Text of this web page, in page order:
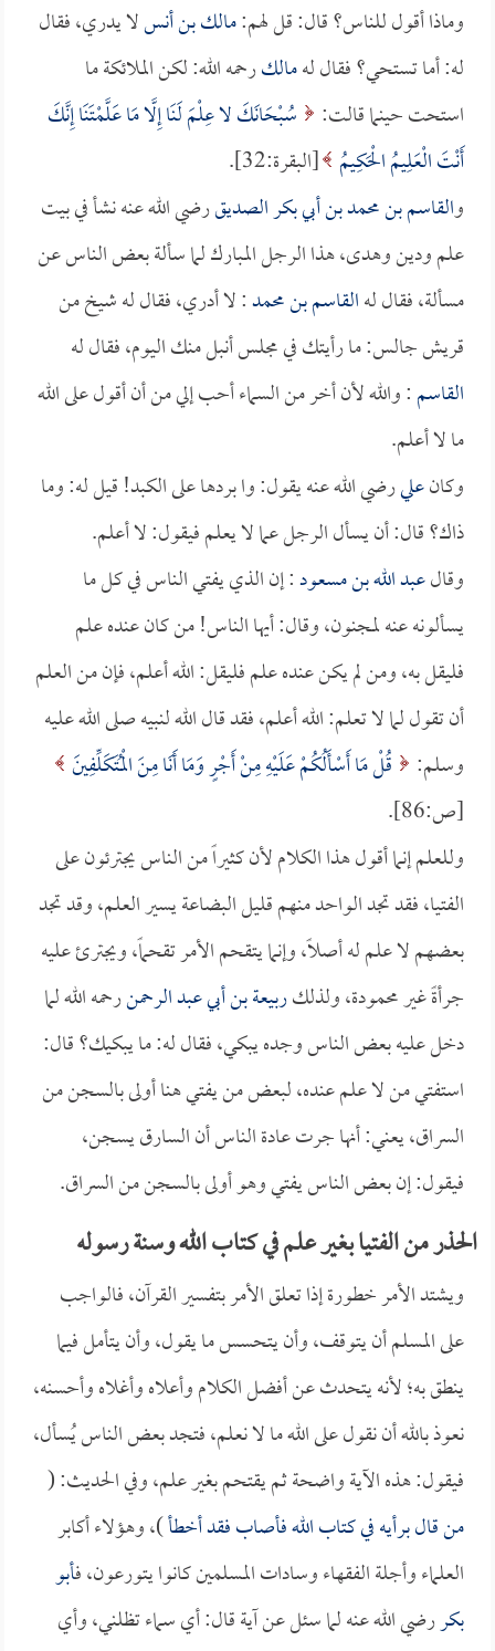
وماذا أقول للناس؟ قال: قل لهم:مالك بن أنسلا يدري، فقال
له: أما تستحي؟ فقال لهمالكرحمه الله: لكن الملائكة ما
استحت حينما قالت:
سُبْحَانَكَ لا عِلْمَ لَنَا إِلَّا مَا عَلَّمْتَنَا إِنَّكَ
أَنْتَ الْعَلِيمُ الْحَكِيمُ [البقرة:32].
والقاسم بن محمد بن أبي بكر الصديقرضي الله عنه نشأ في بيت
علم ودين وهدى، هذا الرجل المبارك لما سألة بعض الناس عن
مسألة، فقال لهالقاسم بن محمد: لا أدري، فقال له شيخ من
قريش جالس: ما رأيتك في مجلس أنبل منك اليوم، فقال له
القاسم: والله لأن أخر من السماء أحب إلي من أن أقول على الله
ما لا أعلم.
وكانعليرضي الله عنه يقول: وا بردها على الكبد! قيل له: وما
ذاك؟ قال: أن يسأل الرجل عما لا يعلم فيقول: لا أعلم.
وقالعبد الله بن مسعود: إن الذي يفتي الناس في كل ما
يسألونه عنه لمجنون، وقال: أيها الناس! من كان عنده علم
فليقل به، ومن لم يكن عنده علم فليقل: الله أعلم، فإن من العلم
أن تقول لما لا تعلم: الله أعلم، فقد قال الله لنبيه صلى الله عليه
وسلم:
قُلْ مَا أَسْأَلُكُمْ عَلَيْهِ مِنْ أَجْرٍ وَمَا أَنَا مِنَ الْمُتَكَلِّفِينَ
[ص:86].
وللعلم إنما أقول هذا الكلام لأن كثيراً من الناس يجترئون على
الفتيا، فقد تجد الواحد منهم قليل البضاعة يسير العلم، وقد تجد
بعضهم لا علم له أصلاً، وإنما يتقحم الأمر تقحماً، ويجترئ عليه
جرأةً غير محمودة، ولذلكربيعة بن أبي عبد الرحمنرحمه الله لما
دخل عليه بعض الناس وجده يبكي، فقال له: ما يبكيك؟ قال:
استفتي من لا علم عنده، لبعض من يفتي هنا أولى بالسجن من
السراق، يعني: أنها جرت عادة الناس أن السارق يسجن،
فيقول: إن بعض الناس يفتي وهو أولى بالسجن من السراق.
الحذر من الفتيا بغير علم في كتاب الله وسنة رسوله
ويشتد الأمر خطورة إذا تعلق الأمر بتفسير القرآن، فالواجب
على المسلم أن يتوقف، وأن يتحسس ما يقول، وأن يتأمل فيما
ينطق به؛ لأنه يتحدث عن أفضل الكلام وأعلاه وأغلاه وأحسنه،
نعوذ بالله أن نقول على الله ما لا نعلم، فتجد بعض الناس يُسأل،
فيقول: هذه الآية واضحة ثم يقتحم بغير علم، وفي الحديث: (
من قال برأيه في كتاب الله فأصاب فقد أخطأ)، وهؤلاء أكابر
العلماء وأجلة الفقهاء وسادات المسلمين كانوا يتورعون، فأبو
بكررضي الله عنه لما سئل عن آية قال: أي سماء تظلني، وأي